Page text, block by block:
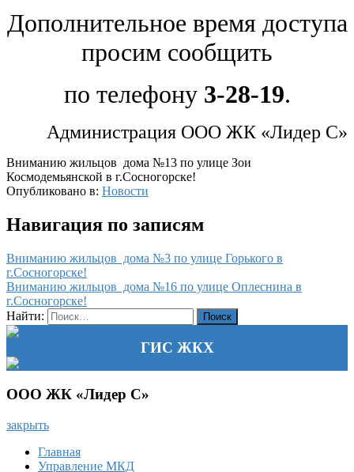
Дополнительное время доступа
просим сообщить
по телефону 3-28-19.
Администрация ООО ЖК «Лидер С»
Вниманию жильцов дома №13 по улице Зои
Космодемьянской в г.Сосногорске!
Опубликовано в: Новости
Навигация по записям
Вниманию жильцов дома №3 по улице Горького в
г.Сосногорске!
Вниманию жильцов дома №16 по улице Оплеснина в
г.Сосногорске!
Найти:
ГИС ЖКХ
ООО ЖК «Лидер С»
закрыть
Главная
Управление МКД